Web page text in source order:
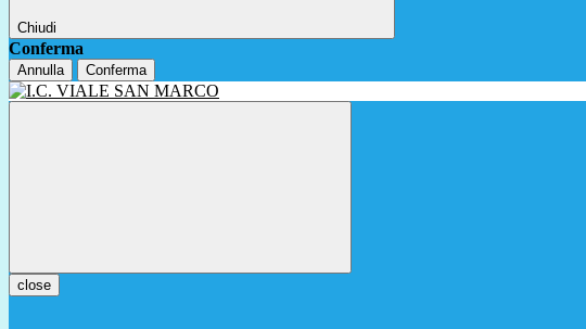
Chiudi
Conferma
Annulla Conferma
close